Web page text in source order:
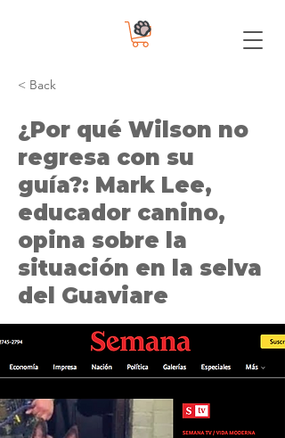
< Back
¿Por qué Wilson no
regresa con su
guía?: Mark Lee,
educador canino,
opina sobre la
situación en la selva
del Guaviare